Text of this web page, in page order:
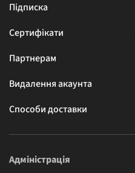
Підписка
Сертифікати
Партнерам
Видалення акаунта
Способи доставки
Адміністрація